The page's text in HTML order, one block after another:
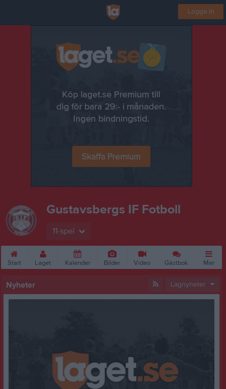
Logga in
Gustavsbergs IF Fotboll
11-spel
Start Laget Kalender Bilder Video Gästbok Mer
Nyheter Lagnyheter